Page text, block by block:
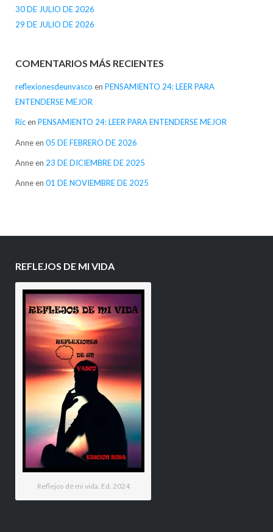
30 DE JULIO DE 2026
29 DE JULIO DE 2026
COMENTARIOS MÁS RECIENTES
reflexionesdeunvasco en PENSAMIENTO 24: LEER PARA
ENTENDERSE MEJOR
Ricen PENSAMIENTO 24: LEER PARA ENTENDERSE MEJOR
Anneen 05 DE FEBRERO DE 2026
Anneen 23 DE DICIEMBRE DE 2025
Anneen 01 DE NOVIEMBRE DE 2025
REFLEJOS DE MI VIDA
Reflejos de mi vida. Ed. 2024